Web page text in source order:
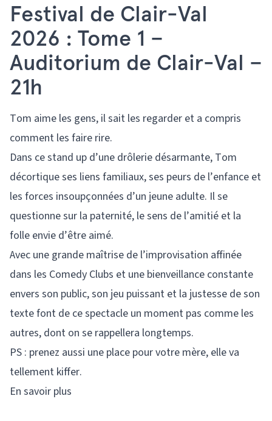
Festival de Clair-Val
2026 : Tome 1 –
Auditorium de Clair-Val –
21h
Tom aime les gens, il sait les regarder et a compris
comment les faire rire.
Dans ce stand up d’une drôlerie désarmante, Tom
décortique ses liens familiaux, ses peurs de l’enfance et
les forces insoupçonnées d’un jeune adulte. Il se
questionne sur la paternité, le sens de l’amitié et la
folle envie d’être aimé.
Avec une grande maîtrise de l’improvisation affinée
dans les Comedy Clubs et une bienveillance constante
envers son public, son jeu puissant et la justesse de son
texte font de ce spectacle un moment pas comme les
autres, dont on se rappellera longtemps.
PS : prenez aussi une place pour votre mère, elle va
tellement kiffer.
En savoir plus